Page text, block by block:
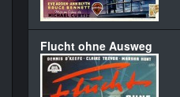
Flucht ohne Ausweg